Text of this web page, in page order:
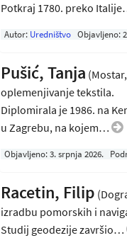
Potkraj 1780. preko
Autor: Uredništvo Objavljeno:
Pušić, Tanja
oplemenjivanje tekstila.
Diplomirala je 1986. na
u Zagrebu, na kojem…
Objavljeno: 3. srpnja 2026.
Racetin, Filip
izradbu pomorskih i
Studij geodezije završio…